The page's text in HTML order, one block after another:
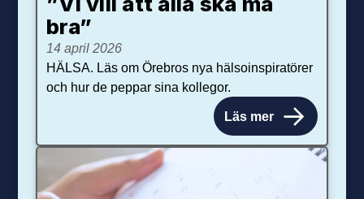
bra”
14 april 2026
HÄLSA. Läs om Örebros nya hälsoinspiratörer
och hur de peppar sina kollegor.
Läs mer